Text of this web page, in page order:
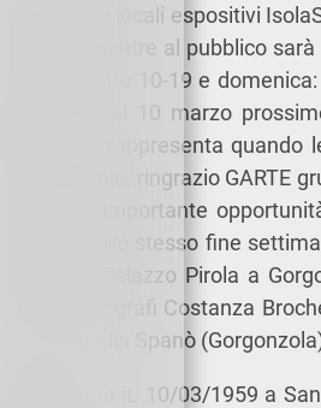
nei locali espositivi
febbraio, mentre al pubblico
continuato 10-19 e
sino al 10 marzo
che rappresenta
in finale, ringrazio GARTE
dato l’importante
– che nello stesso fine
a Palazzo Pirola a
ai fotografi Costanza
Antonella Spanò
nata iL 10/03/1959 a